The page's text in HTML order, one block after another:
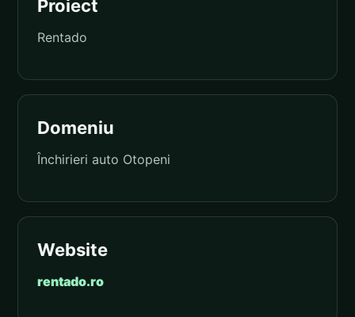
Proiect
Rentado
Domeniu
Închirieri auto Otopeni
Website
rentado.ro